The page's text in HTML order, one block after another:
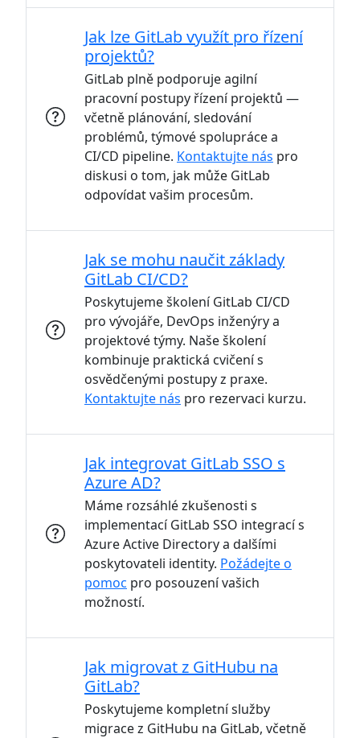
Jak lze GitLab využít pro řízení
projektů?
GitLab plně podporuje agilní
pracovní postupy řízení projektů —
včetně plánování, sledování
problémů, týmové spolupráce a
CI/CD pipeline. Kontaktujte nás pro
diskusi o tom, jak může GitLab
odpovídat vašim procesům.
Jak se mohu naučit základy
GitLab CI/CD?
Poskytujeme školení GitLab CI/CD
pro vývojáře, DevOps inženýry a
projektové týmy. Naše školení
kombinuje praktická cvičení s
osvědčenými postupy z praxe.
Kontaktujte nás pro rezervaci kurzu.
Jak integrovat GitLab SSO s
Azure AD?
Máme rozsáhlé zkušenosti s
implementací GitLab SSO integrací s
Azure Active Directory a dalšími
poskytovateli identity. Požádejte o
pomoc pro posouzení vašich
možností.
Jak migrovat z GitHubu na
GitLab?
Poskytujeme kompletní služby
migrace z GitHubu na GitLab, včetně